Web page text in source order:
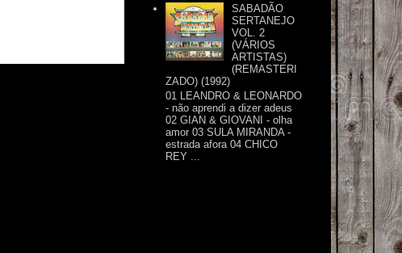
SABADÃO
SERTANEJO
VOL. 2
(VÁRIOS
ARTISTAS)
(REMASTERI
ZADO) (1992)
01 LEANDRO & LEONARDO
- não aprendi a dizer adeus
02 GIAN & GIOVANI - olha
amor 03 SULA MIRANDA -
estrada afora 04 CHICO
REY ...